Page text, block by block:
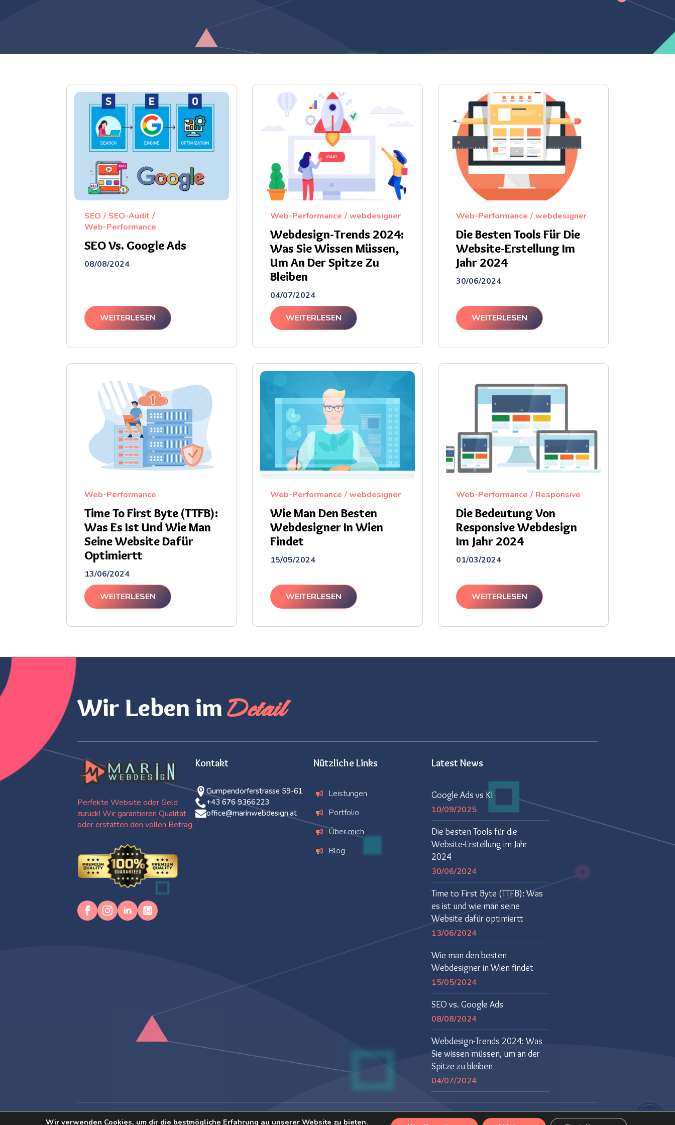
SEO Vs. Google Ads
08/08/2024
SEO
SEO-Audit
Web-Performance
WEITERLESEN
Webdesign-Trends 2024:
Was Sie Wissen Müssen,
Um An Der Spitze Zu
Bleiben
04/07/2024
Web-Performance webdesigner
WEITERLESEN
Die Besten Tools Für Die
Website-Erstellung Im
Jahr 2024
30/06/2024
Web-Performance webdesigner
WEITERLESEN
Time To First Byte (TTFB):
Was Es Ist Und Wie Man
Seine Website Dafür
Optimiertt
13/06/2024
Web-Performance
WEITERLESEN
Wie Man Den Besten
Webdesigner In Wien
Findet
15/05/2024
Web-Performance webdesigner
WEITERLESEN
Die Bedeutung Von
Responsive Webdesign
Im Jahr 2024
01/03/2024
Web-Performance Responsive
WEITERLESEN
Wir Leben imDetail
Perfekte Website oder Geld
zurück! Wir garantieren Qualität
oder erstatten den vollen Betrag.
Kontakt
Gumpendorferstrasse 59-61
+43 676 9366223
office@marinwebdesign.at
Nützliche Links
Leistungen
Portfolio
Über mich
Blog
Latest News
Google Ads vs KI
10/09/2025
Die besten Tools für die
Website-Erstellung im Jahr
2024
30/06/2024
Time to First Byte (TTFB): Was
es ist und wie man seine
Website dafür optimiertt
13/06/2024
Wie man den besten
Webdesigner in Wien findet
15/05/2024
SEO vs. Google Ads
08/08/2024
Webdesign-Trends 2024: Was
Sie wissen müssen, um an der
Spitze zu bleiben
04/07/2024
Impressum Datenschutz 2026 ©Marinwebdesign
Wir verwenden Cookies, um dir die bestmögliche Erfahrung au unserer Website zu bieten.